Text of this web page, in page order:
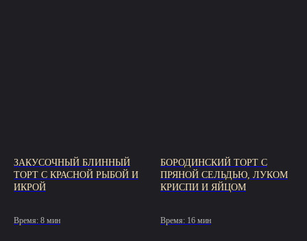
ЗАКУСОЧНЫЙ БЛИННЫЙ
ТОРТ С КРАСНОЙ РЫБОЙ И
ИКРОЙ
Время: 8 мин
БОРОДИНСКИЙ ТОРТ С
ПРЯНОЙ СЕЛЬДЬЮ, ЛУКОМ
КРИСПИ И ЯЙЦОМ
Время: 16 мин